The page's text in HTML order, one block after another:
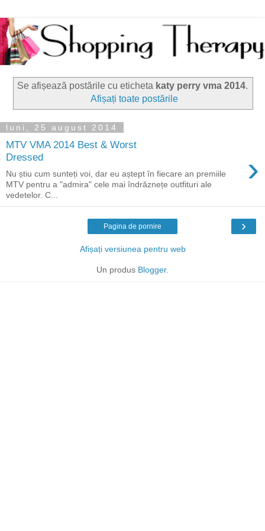
Se afișează postările cu eticheta katy perry vma 2014.
Afișați toate postările
luni, 25 august 2014
MTV VMA 2014 Best & Worst
Dressed
›
Nu știu cum sunteți voi, dar eu aștept în fiecare an premiile
MTV pentru a "admira" cele mai îndrăznețe outfituri ale
vedetelor. C...
›
Pagina de pornire
Afișați versiunea pentru web
Un produs Blogger.